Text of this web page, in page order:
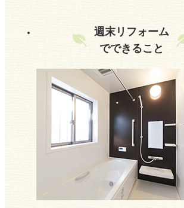
2022/08/07
お盆休みのお知らせ
2022/04/23
GW休業日のお知らせです
リフォームをお考えの方にお得な
年末年始休業日のお知らせです
週末リフォーム
でできること